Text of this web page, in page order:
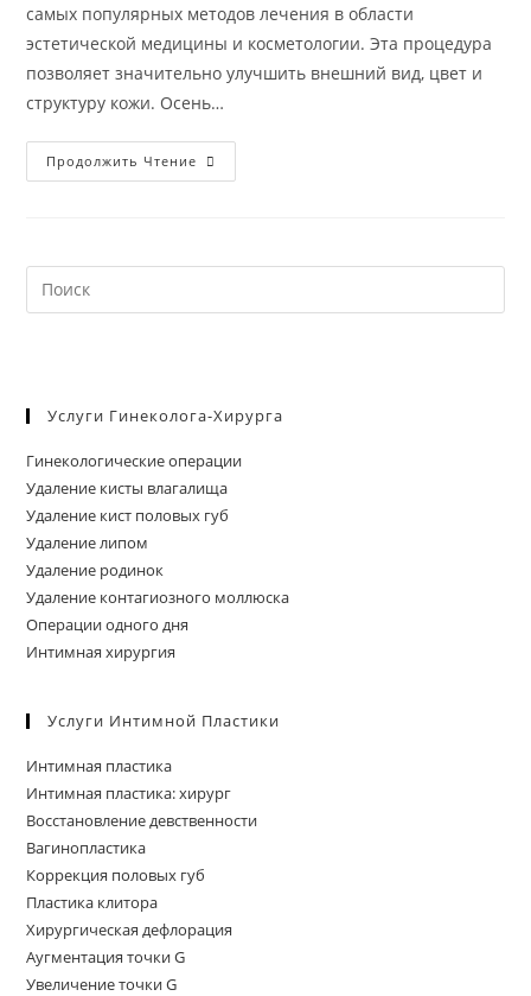
самых популярных методов лечения в области
эстетической медицины и косметологии. Эта процедура
позволяет значительно улучшить внешний вид, цвет и
структуру кожи. Осень…
Продолжить Чтение Как
Подготовиться
Услуги Гинеколога-Хирурга
Гинекологические операции
Удаление кисты влагалища
Удаление кист половых губ
Удаление липом
Удаление родинок
Удаление контагиозного моллюска
Операции одного дня
Интимная хирургия
Услуги Интимной Пластики
Интимная пластика
Интимная пластика: хирург
Восстановление девственности
Вагинопластика
Коррекция половых губ
Пластика клитора
Хирургическая дефлорация
Аугментация точки G
Увеличение точки G